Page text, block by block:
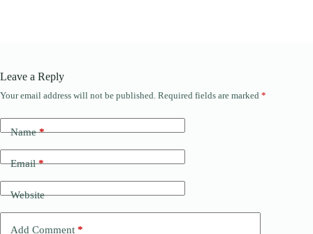
Leave a Reply
Your email address will not be published. Required fields are marked *
Name*
Email*
Website
Add Comment *